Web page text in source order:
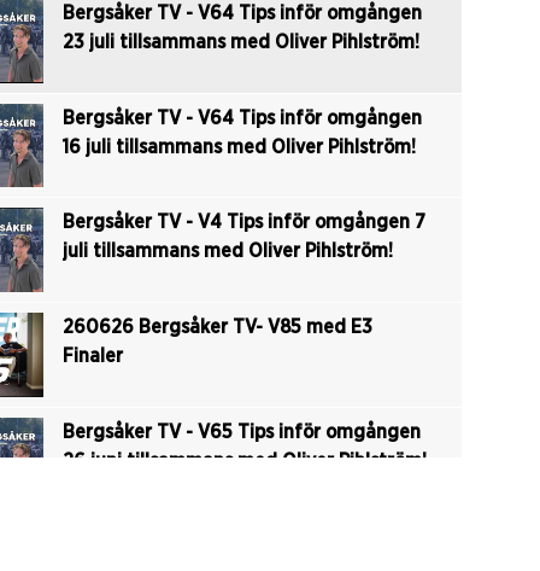
Bergsåker TV - V64 Tips inför omgången
23 juli tillsammans med Oliver Pihlström!
Bergsåker TV - V64 Tips inför omgången
16 juli tillsammans med Oliver Pihlström!
Bergsåker TV - V4 Tips inför omgången 7
juli tillsammans med Oliver Pihlström!
260626 Bergsåker TV- V85 med E3
Finaler
Bergsåker TV - V65 Tips inför omgången
26 juni tillsammans med Oliver Pihlström!